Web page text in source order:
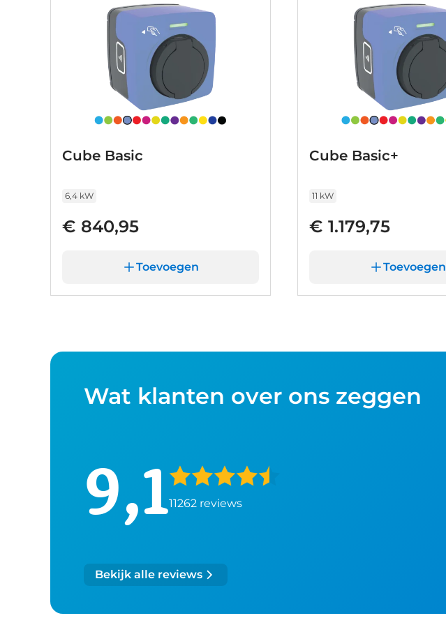
Cube Basic
6,4 kW
€ 840,95
Toevoegen
Cube Basic+
11 kW
€ 1.179,75
Toevoegen
Wat klanten over ons zeggen
9,111262 reviews
Bekijk alle reviews